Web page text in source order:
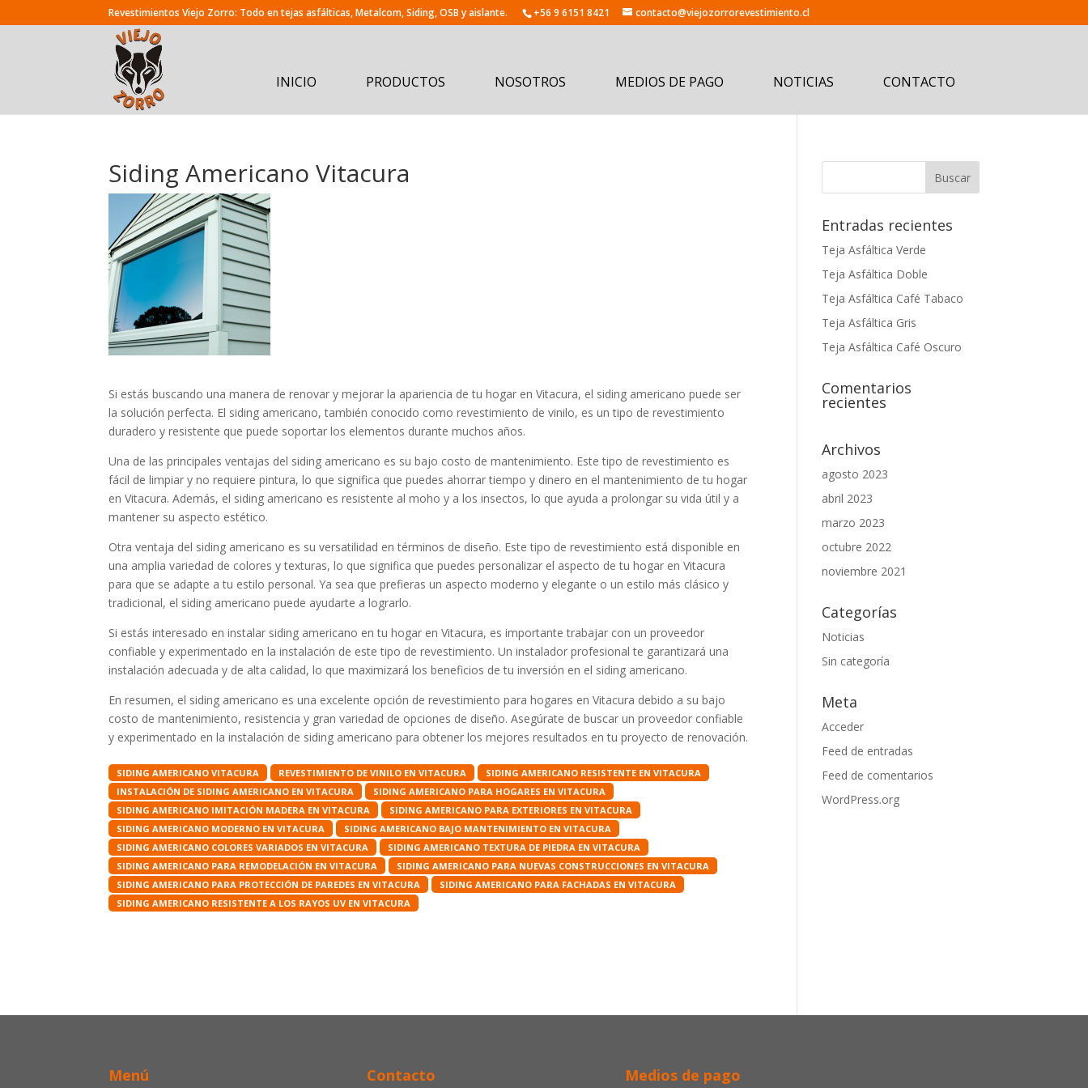
+56 9 6151 8421 contacto@viejozorrorevestimiento.cl
INICIO PRODUCTOS NOSOTROS MEDIOS DE PAGO NOTICIAS CONTACTO
Siding Americano Vitacura
Si estás buscando una manera de renovar y mejorar la apariencia de tu hogar en Vitacura, el siding americano puede ser
la solución perfecta. El siding americano, también conocido como revestimiento de vinilo, es un tipo de revestimiento
duradero y resistente que puede soportar los elementos durante muchos años.
Una de las principales ventajas del siding americano es su bajo costo de mantenimiento. Este tipo de revestimiento es
fácil de limpiar y no requiere pintura, lo que significa que puedes ahorrar tiempo y dinero en el mantenimiento de tu hogar
en Vitacura. Además, el siding americano es resistente al moho y a los insectos, lo que ayuda a prolongar su vida útil y a
mantener su aspecto estético.
Otra ventaja del siding americano es su versatilidad en términos de diseño. Este tipo de revestimiento está disponible en
una amplia variedad de colores y texturas, lo que significa que puedes personalizar el aspecto de tu hogar en Vitacura
para que se adapte a tu estilo personal. Ya sea que prefieras un aspecto moderno y elegante o un estilo más clásico y
tradicional, el siding americano puede ayudarte a lograrlo.
Si estás interesado en instalar siding americano en tu hogar en Vitacura, es importante trabajar con un proveedor
confiable y experimentado en la instalación de este tipo de revestimiento. Un instalador profesional te garantizará una
instalación adecuada y de alta calidad, lo que maximizará los beneficios de tu inversión en el siding americano.
En resumen, el siding americano es una excelente opción de revestimiento para hogares en Vitacura debido a su bajo
costo de mantenimiento, resistencia y gran variedad de opciones de diseño. Asegúrate de buscar un proveedor confiable
y experimentado en la instalación de siding americano para obtener los mejores resultados en tu proyecto de renovación.
SIDING AMERICANO VITACURA REVESTIMIENTO DE VINILO EN VITACURA
SIDING AMERICANO RESISTENTE EN VITACURA
INSTALACIÓN DE SIDING AMERICANO EN VITACURA
SIDING AMERICANO PARA HOGARES EN VITACURA
SIDING AMERICANO IMITACIÓN MADERA EN VITACURA
SIDING AMERICANO PARA EXTERIORES EN VITACURA
SIDING AMERICANO MODERNO EN VITACURA
SIDING AMERICANO BAJO MANTENIMIENTO EN VITACURA
SIDING AMERICANO COLORES VARIADOS EN VITACURA
SIDING AMERICANO TEXTURA DE PIEDRA EN VITACURA
SIDING AMERICANO PARA REMODELACIÓN EN VITACURA
SIDING AMERICANO PARA NUEVAS CONSTRUCCIONES EN VITACURA
SIDING AMERICANO PARA PROTECCIÓN DE PAREDES EN VITACURA
SIDING AMERICANO PARA FACHADAS EN VITACURA
SIDING AMERICANO RESISTENTE A LOS RAYOS UV EN VITACURA
Entradas recientes
Teja Asfáltica Verde
Teja Asfáltica Doble
Teja Asfáltica Café Tabaco
Teja Asfáltica Gris
Teja Asfáltica Café Oscuro
Comentarios
recientes
Archivos
agosto 2023
abril 2023
marzo 2023
octubre 2022
noviembre 2021
Categorías
Noticias
Sin categoría
Meta
Acceder
Feed de entradas
Feed de comentarios
WordPress.org
Menú Contacto Medios de pago